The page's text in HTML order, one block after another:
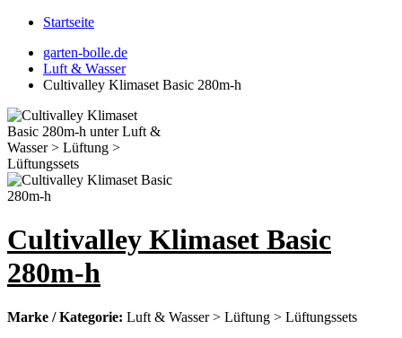
Startseite
garten-bolle.de
Luft & Wasser
Cultivalley Klimaset Basic 280m-h
Cultivalley Klimaset Basic
280m-h
Marke / Kategorie: Luft & Wasser > Lüftung > Lüftungssets